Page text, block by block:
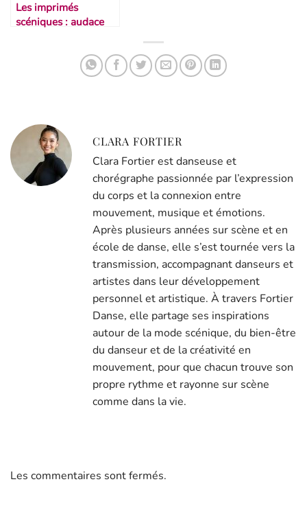
Les imprimés
scéniques : audace
CLARA FORTIER
Clara Fortier est danseuse et
chorégraphe passionnée par l’expression
du corps et la connexion entre
mouvement, musique et émotions.
Après plusieurs années sur scène et en
école de danse, elle s’est tournée vers la
transmission, accompagnant danseurs et
artistes dans leur développement
personnel et artistique. À travers Fortier
Danse, elle partage ses inspirations
autour de la mode scénique, du bien-être
du danseur et de la créativité en
mouvement, pour que chacun trouve son
propre rythme et rayonne sur scène
comme dans la vie.
Les commentaires sont fermés.